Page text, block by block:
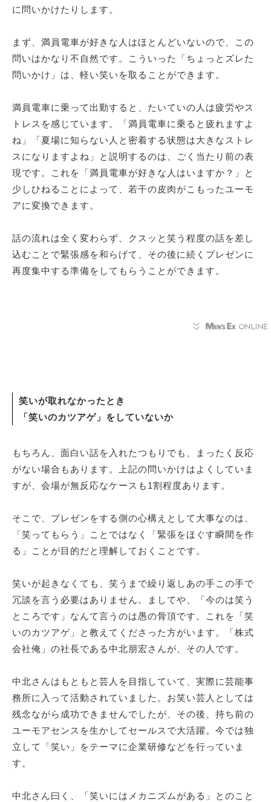
に問いかけたりします。
まず、満員電車が好きな人はほとんどいないので、この
問いはかなり不自然です。こういった「ちょっとズレた
問いかけ」は、軽い笑いを取ることができます。
満員電車に乗って出勤すると、たいていの人は疲労やス
トレスを感じています。「満員電車に乗ると疲れますよ
ね」「夏場に知らない人と密着する状態は大きなストレ
スになりますよね」と説明するのは、ごく当たり前の表
現です。これを「満員電車が好きな人はいますか？」と
少しひねることによって、若干の皮肉がこもったユーモ
アに変換できます。
話の流れは全く変わらず、クスッと笑う程度の話を差し
込むことで緊張感を和らげて、その後に続くプレゼンに
再度集中する準備をしてもらうことができます。
笑いが取れなかったとき
「笑いのカツアゲ」をしていないか
もちろん、面白い話を入れたつもりでも、まったく反応
がない場合もあります。上記の問いかけはよくしていま
すが、会場が無反応なケースも1割程度あります。
そこで、プレゼンをする側の心構えとして大事なのは、
「笑ってもらう」ことではなく「緊張をほぐす瞬間を作
る」ことが目的だと理解しておくことです。
笑いが起きなくても、笑うまで繰り返しあの手この手で
冗談を言う必要はありません。ましてや、「今のは笑う
ところです」なんて言うのは愚の骨頂です。これを「笑
いのカツアゲ」と教えてくださった方がいます。「株式
会社俺」の社長である中北朋宏さんが、その人です。
中北さんはもともと芸人を目指していて、実際に芸能事
務所に入って活動されていました。お笑い芸人としては
残念ながら成功できませんでしたが、その後、持ち前の
ユーモアセンスを生かしてセールスで大活躍。今では独
立して「笑い」をテーマに企業研修などを行っていま
す。
中北さん曰く、「笑いにはメカニズムがある」とのこと